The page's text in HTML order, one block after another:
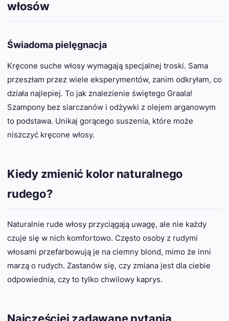
włosów
Świadoma pielęgnacja
Kręcone suche włosy wymagają specjalnej troski. Sama
przeszłam przez wiele eksperymentów, zanim odkryłam, co
działa najlepiej. To jak znalezienie świętego Graala!
Szampony bez siarczanów i odżywki z olejem arganowym
to podstawa. Unikaj gorącego suszenia, które może
niszczyć kręcone włosy.
Kiedy zmienić kolor naturalnego
rudego?
Naturalnie rude włosy przyciągają uwagę, ale nie każdy
czuje się w nich komfortowo. Często osoby z rudymi
włosami przefarbowują je na ciemny blond, mimo że inni
marzą o rudych. Zastanów się, czy zmiana jest dla ciebie
odpowiednia, czy to tylko chwilowy kaprys.